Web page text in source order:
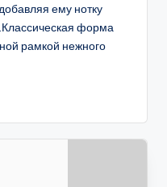
ему нотку
форма
рамкой нежного